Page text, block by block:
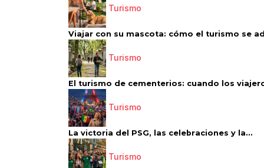
Turismo
Viajar con su mascota: cómo el turismo se
Turismo
El turismo de cementerios: cuando los
Turismo
La victoria del PSG, las celebraciones y la...
Turismo